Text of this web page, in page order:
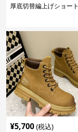
厚底切替編上げショー
¥5,700 (税込)